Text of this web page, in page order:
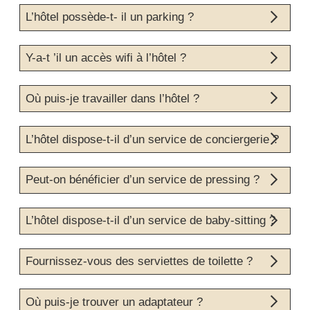
Nous mettons à votre disposition notre bagagerie à
l’arrivée et au départ.
L’hôtel possède-t- il un parking ?
L'hôtel ne dispose pas de parking privé.
Y-a-t ’il un accès wifi à l’hôtel ?
Un accès wifi est offert dans tout l'établissement.
Où puis-je travailler dans l’hôtel ?
Toutes nos chambres sont équipées de bureau. Nous
vous invitons à vous installer dans notre salon pour
travailler.
L’hôtel dispose-t-il d’un service de conciergerie ?
Nos réceptionnistes se feront une joie de vous aider afin
de réserver des places pour des musées et des sorties
culturelles. Ils pourront vous assister et vous conseiller
dans la recherche des meilleures tables du quartier.
Peut-on bénéficier d’un service de pressing ?
Vous pouvez nous confier vos affaires à nettoyer avant 9h
pour un nettoyage express.
L’hôtel dispose-t-il d’un service de baby-sitting ?
L'hôtel ne dispose pas de service de baby-sitting.
Fournissez-vous des serviettes de toilette ?
Nous mettons à disposition de nos clients des serviettes
propres dans toutes nos chambres.
Où puis-je trouver un adaptateur ?